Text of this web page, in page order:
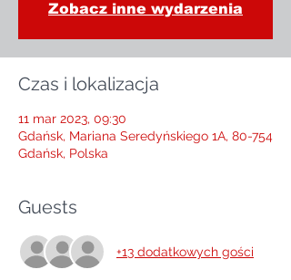
Zobacz inne wydarzenia
Czas i lokalizacja
11 mar 2023, 09:30
Gdańsk, Mariana Seredyńskiego 1A, 80-754
Gdańsk, Polska
Guests
+13 dodatkowych gości